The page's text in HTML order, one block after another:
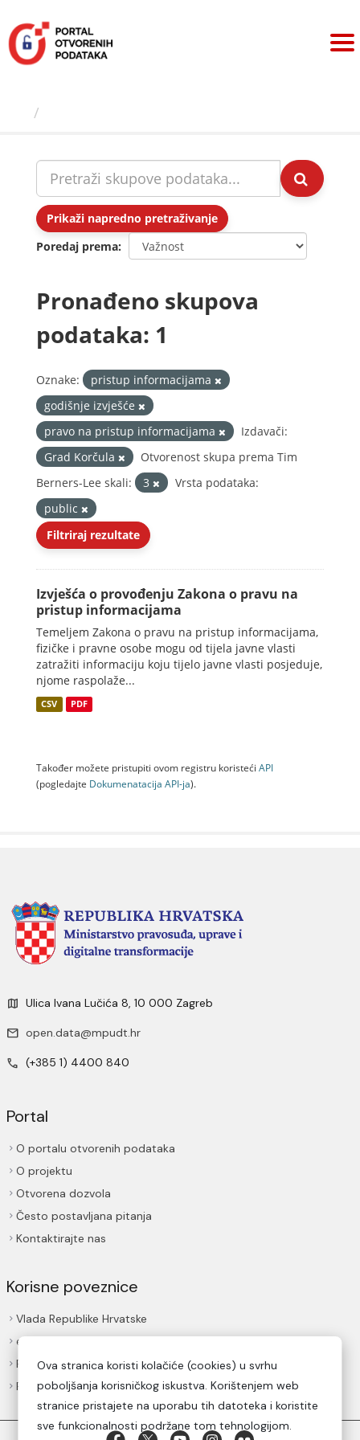
sadržaj
Prikaži napredno pretraživanje
Poredaj prema
Pronađeno skupova
podataka: 1
Oznake:
pristup informacijama
godišnje izvješće
pravo na pristup informacijama
Izdavači:
Grad Korčula
Otvorenost skupa prema Tim
Berners-Lee skali:
3
Vrsta podataka:
public
Filtriraj rezultate
Izvješća o provođenju Zakona o pravu na
pristup informacijama
Temeljem Zakona o pravu na pristup informacijama,
fizičke i pravne osobe mogu od tijela javne vlasti
zatražiti informaciju koju tijelo javne vlasti posjeduje,
njome raspolaže...
CSV PDF
Također možete pristupiti ovom registru koristeći API
(pogledajte Dokumenаtаcijа API-jа).